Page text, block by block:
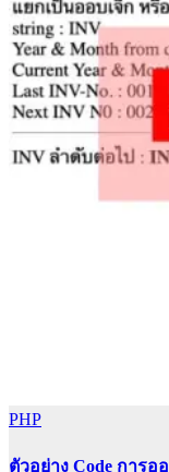
PHP
ตัวอย่าง Code การอ